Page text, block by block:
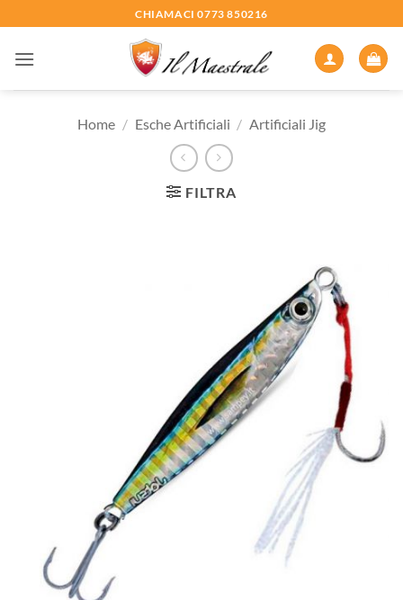
ai
contenuti
CHIAMACI 0773 850216
Home / Esche Artificiali / Artificiali Jig
FILTRA